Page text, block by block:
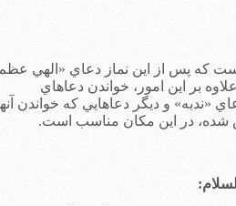
كه پس از اين نماز دعاي «الهي عظم
بر اين امور، خواندن دعاهاي
و ديگر دعاهايي كه خواندن آنها
در اين مكان مناسب است.